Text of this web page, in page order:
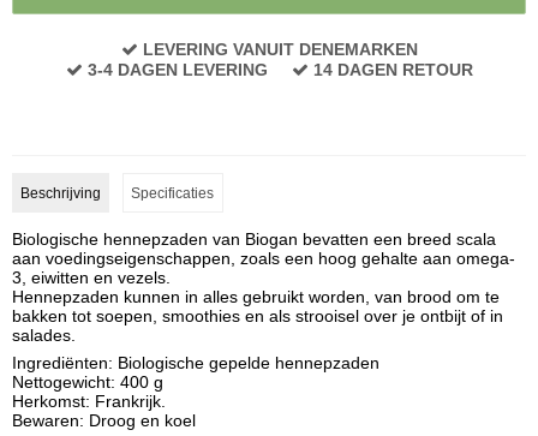
LEVERING VANUIT DENEMARKEN
3-4 DAGEN LEVERING
14 DAGEN RETOUR
Beschrijving Specificaties
Biologische hennepzaden van Biogan bevatten een breed scala
aan voedingseigenschappen, zoals een hoog gehalte aan omega-
3, eiwitten en vezels.
Hennepzaden kunnen in alles gebruikt worden, van brood om te
bakken tot soepen, smoothies en als strooisel over je ontbijt of in
salades.
Ingrediënten: Biologische gepelde hennepzaden
Nettogewicht: 400 g
Herkomst: Frankrijk.
Bewaren: Droog en koel